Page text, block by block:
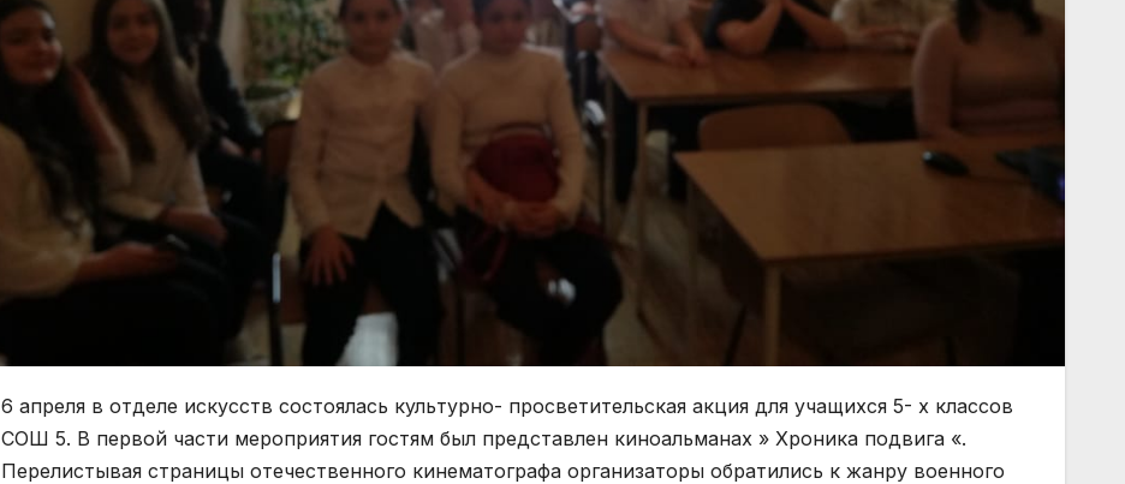
6 апреля в отделе искусств состоялась культурно- просветительская акция для учащихся 5- х классов
СОШ 5. В первой части мероприятия гостям был представлен киноальманах » Хроника подвига «.
Перелистывая страницы отечественного кинематографа организаторы обратились к жанру военного